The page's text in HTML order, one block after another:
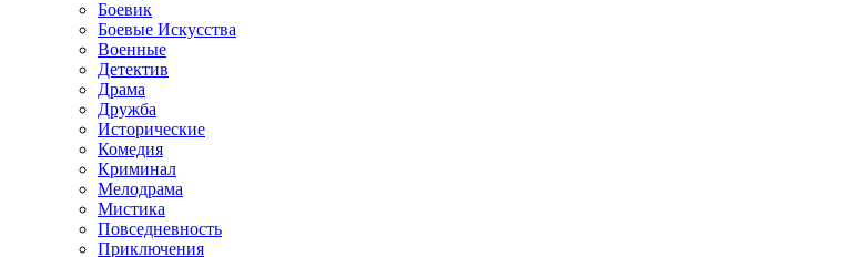
Боевик
Боевые Искусства
Военные
Детектив
Драма
Дружба
Исторические
Комедия
Криминал
Мелодрама
Мистика
Повседневность
Приключения